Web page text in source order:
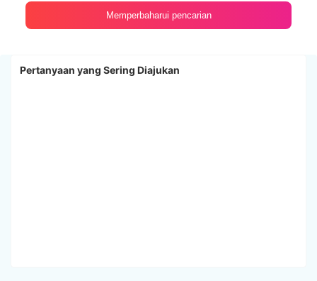
Memperbaharui pencarian
Pertanyaan yang Sering Diajukan